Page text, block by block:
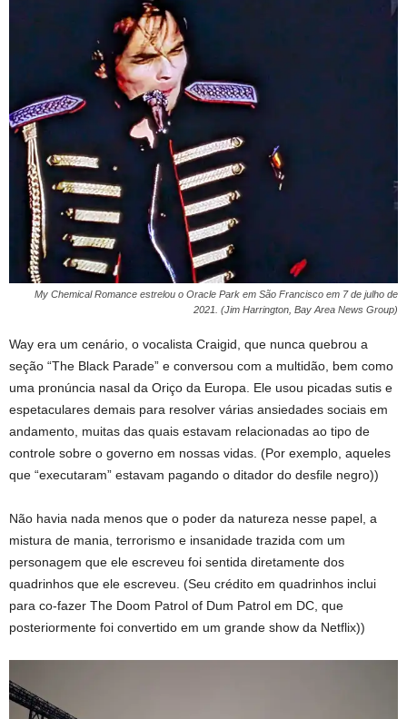
My Chemical Romance estrelou o Oracle Park em São Francisco em 7 de julho de
2021. (Jim Harrington, Bay Area News Group)
Way era um cenário, o vocalista Craigid, que nunca quebrou a
seção “The Black Parade” e conversou com a multidão, bem como
uma pronúncia nasal da Oriço da Europa. Ele usou picadas sutis e
espetaculares demais para resolver várias ansiedades sociais em
andamento, muitas das quais estavam relacionadas ao tipo de
controle sobre o governo em nossas vidas. (Por exemplo, aqueles
que “executaram” estavam pagando o ditador do desfile negro))
Não havia nada menos que o poder da natureza nesse papel, a
mistura de mania, terrorismo e insanidade trazida com um
personagem que ele escreveu foi sentida diretamente dos
quadrinhos que ele escreveu. (Seu crédito em quadrinhos inclui
para co-fazer The Doom Patrol of Dum Patrol em DC, que
posteriormente foi convertido em um grande show da Netflix))